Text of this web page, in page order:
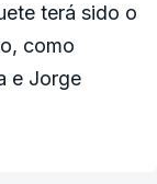
terá sido o
como
e Jorge